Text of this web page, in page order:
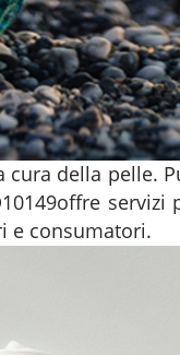
della pelle.
offre servizi
e consumatori.